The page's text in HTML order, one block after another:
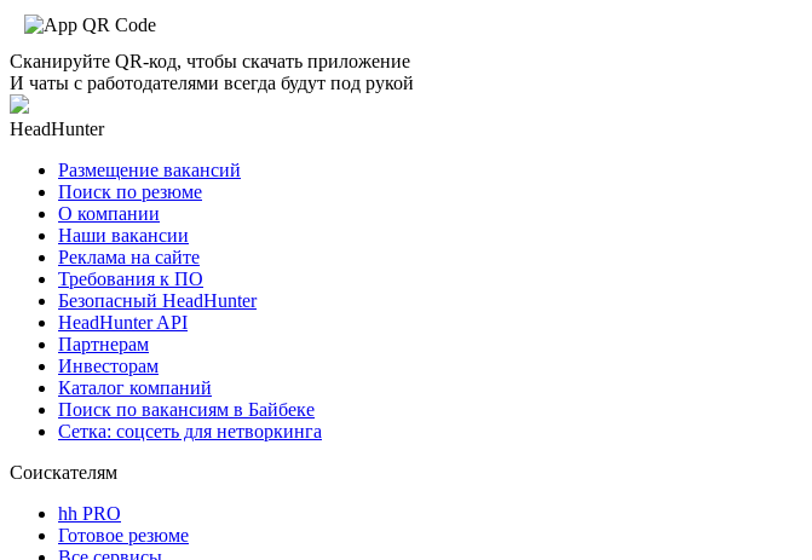
Сканируйте QR-код, чтобы скачать приложение
И чаты с работодателями всегда будут под рукой
HeadHunter
Размещение вакансий
Поиск по резюме
О компании
Наши вакансии
Реклама на сайте
Требования к ПО
Безопасный HeadHunter
HeadHunter API
Партнерам
Инвесторам
Каталог компаний
Поиск по вакансиям в Байбеке
Сетка: соцсеть для нетворкинга
Соискателям
hh PRO
Готовое резюме